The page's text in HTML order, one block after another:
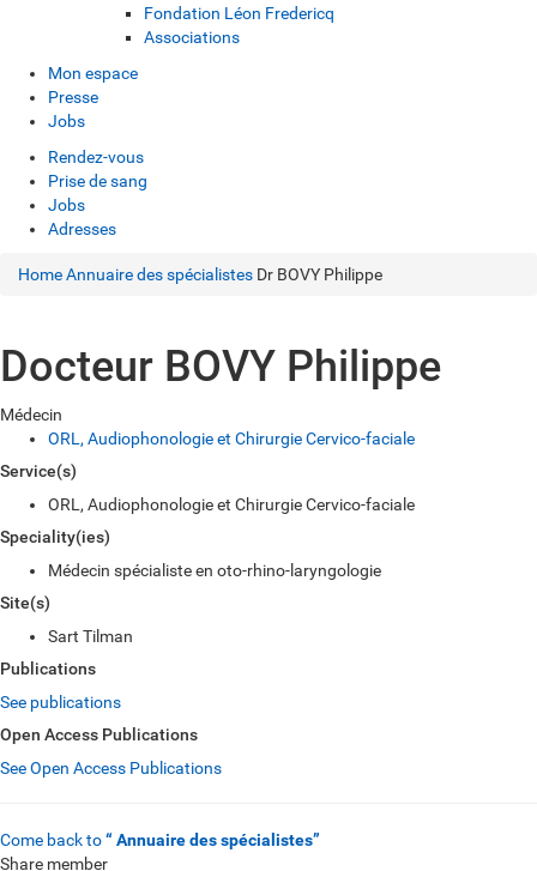
Fondation Léon Fredericq
Associations
Mon espace
Presse
Jobs
Rendez-vous
Prise de sang
Jobs
Adresses
HomeAnnuaire des spécialistes Dr BOVY Philippe
Docteur BOVY Philippe
Médecin
ORL, Audiophonologie et Chirurgie Cervico-faciale
Service(s)
ORL, Audiophonologie et Chirurgie Cervico-faciale
Speciality(ies)
Médecin spécialiste en oto-rhino-laryngologie
Site(s)
Sart Tilman
Publications
See publications
Open Access Publications
See Open Access Publications
Come back to“ Annuaire des spécialistes”
Share member